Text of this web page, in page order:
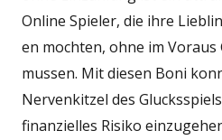
Online Spieler, die ihre
en mochten, ohne im Voraus
mussen. Mit diesen Boni
Nervenkitzel des
finanzielles Risiko